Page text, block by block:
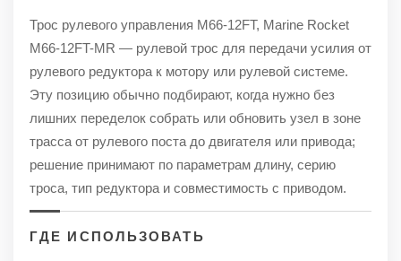
Трос рулевого управления M66-12FT, Marine Rocket
M66-12FT-MR — рулевой трос для передачи усилия от
рулевого редуктора к мотору или рулевой системе.
Эту позицию обычно подбирают, когда нужно без
лишних переделок собрать или обновить узел в зоне
трасса от рулевого поста до двигателя или привода;
решение принимают по параметрам длину, серию
троса, тип редуктора и совместимость с приводом.
ГДЕ ИСПОЛЬЗОВАТЬ